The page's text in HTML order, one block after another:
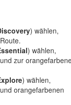
) wählen,
) wählen,
zur
) wählen,
orangefarbenen